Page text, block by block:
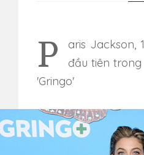
Paris Jackson, 19 tuổi, có vai diễn
đầu tiên
'Gringo'